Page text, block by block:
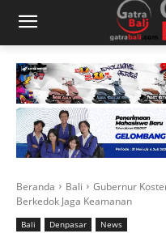
Beranda Bali
Gubernur
Berkedok Jaga Keamanan
Bali Denpasar News